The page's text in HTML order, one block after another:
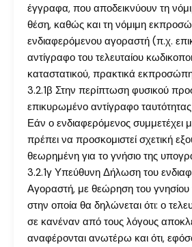
έγγραφα, που αποδεικνύουν τη
θέση, καθώς και τη νόμιμη
ενδιαφερόμενου αγοραστή (π.χ.
αντίγραφο του τελευταίου
καταστατικού, πρακτικά
3.2.1β Στην περίπτωση φυσικού
επικυρωμένο αντίγραφο
Εάν ο ενδιαφερόμενος συμμετέχει
πρέπει να προσκομιστεί σχετική
θεωρημένη για το γνήσιο της
3.2.1γ Υπεύθυνη Δήλωση του
Αγοραστή, με θεώρηση του
στην οποία θα δηλώνεται ότι: ο
σε κανέναν από τους λόγους
αναφέρονται ανωτέρω και ότι,